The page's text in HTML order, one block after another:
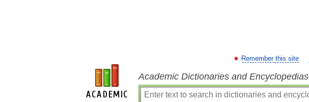
Remember this site
Academic Dictionaries and Encyclopedias